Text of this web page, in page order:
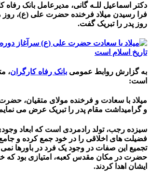
دکتر اسماعیل للـه گانی، مدیرعامل بانک رفاه
فرا رسیدن میلاد فرخنده حضرت علی (ع)، روز
روز پدر را تبریک گفت.
به گزارش روابط عمومی بانک رفاه کارگران،
است:
میلاد با سعادت و فرخنده مولای متقیان،
و گرامیداشت مقام پدر را تبریک عرض می
سیزده رجب، تولد رادمردی است که ابعاد
فضیلت های اخلاقی را در خود جمع کرده و
تجمیع این صفات در وجود یک فرد در باورها نمی
حضرت در مکان مقدس کعبه، امتیازی بود که
ایشان اهدا کردند.